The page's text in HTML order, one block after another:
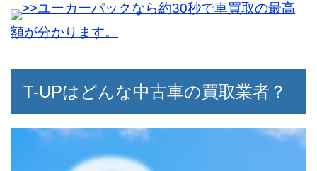
>>ユーカーパックなら約30秒で車買取の最高
額が分かります。
T-UPはどんな中古車の買取業者？